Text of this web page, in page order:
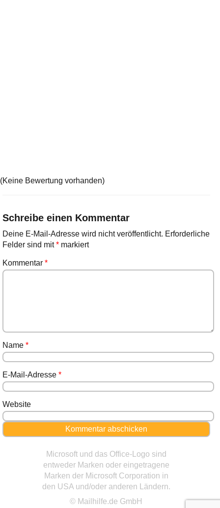
(Keine Bewertung vorhanden)
Schreibe einen Kommentar
Deine E-Mail-Adresse wird nicht veröffentlicht. Erforderliche
Felder sind mit*markiert
Kommentar *
Name *
E-Mail-Adresse *
Website
Microsoft und das Office-Logo sind
entweder Marken oder eingetragene
Marken der Microsoft Corporation in
den USA und/oder anderen Ländern.
© Mailhilfe.de GmbH